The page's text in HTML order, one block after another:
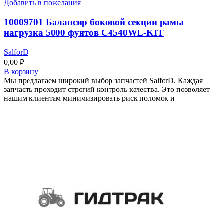
Добавить в пожелания
10009701 Балансир боковой секции рамы
нагрузка 5000 фунтов C4540WL-KIT
SalforD
0,00 ₽
В корзину
Мы предлагаем широкий выбор запчастей SalforD. Каждая
запчасть проходит строгий контроль качества. Это позволяет
нашим клиентам минимизировать риск поломок и